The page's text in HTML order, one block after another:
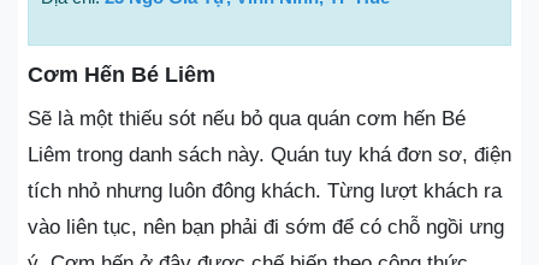
Cơm Hến Bé Liêm
Sẽ là một thiếu sót nếu bỏ qua quán cơm hến Bé
Liêm trong danh sách này. Quán tuy khá đơn sơ, điện
tích nhỏ nhưng luôn đông khách. Từng lượt khách ra
vào liên tục, nên bạn phải đi sớm để có chỗ ngồi ưng